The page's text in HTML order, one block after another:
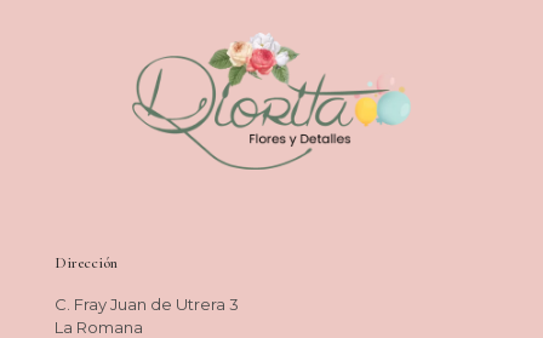
Dirección
C. Fray Juan de Utrera 3
La Romana